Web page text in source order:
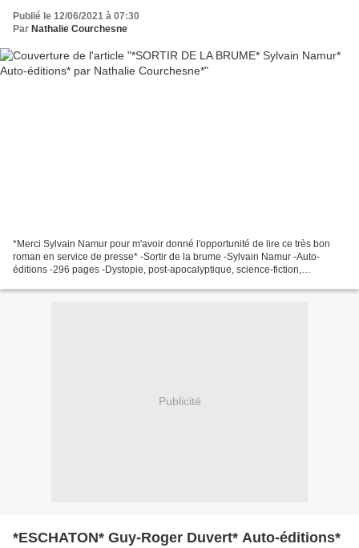
Publié le 12/06/2021 à 07:30
Par Nathalie Courchesne
*Merci Sylvain Namur pour m'avoir donné l'opportunité de lire ce très bon
roman en service de presse* -Sortir de la brume -Sylvain Namur -Auto-
éditions -296 pages -Dystopie, post-apocalyptique, science-fiction,
Publicité
*ESCHATON* Guy-Roger Duvert* Auto-éditions*